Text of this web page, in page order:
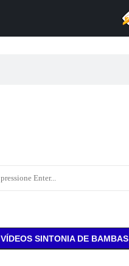
VÍDEOS SINTONIA DE BAMBAS